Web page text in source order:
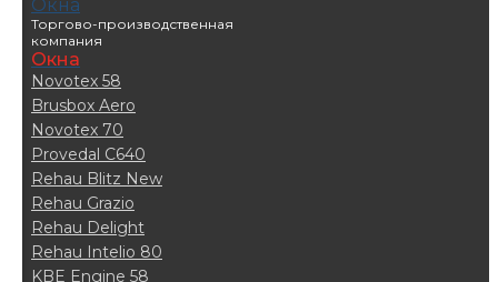
Торгово-производственная
компания
Окна
Novotex 58
Brusbox Aero
Novotex 70
Provedal C640
Rehau Blitz New
Rehau Grazio
Rehau Delight
Rehau Intelio 80
KBE Engine 58